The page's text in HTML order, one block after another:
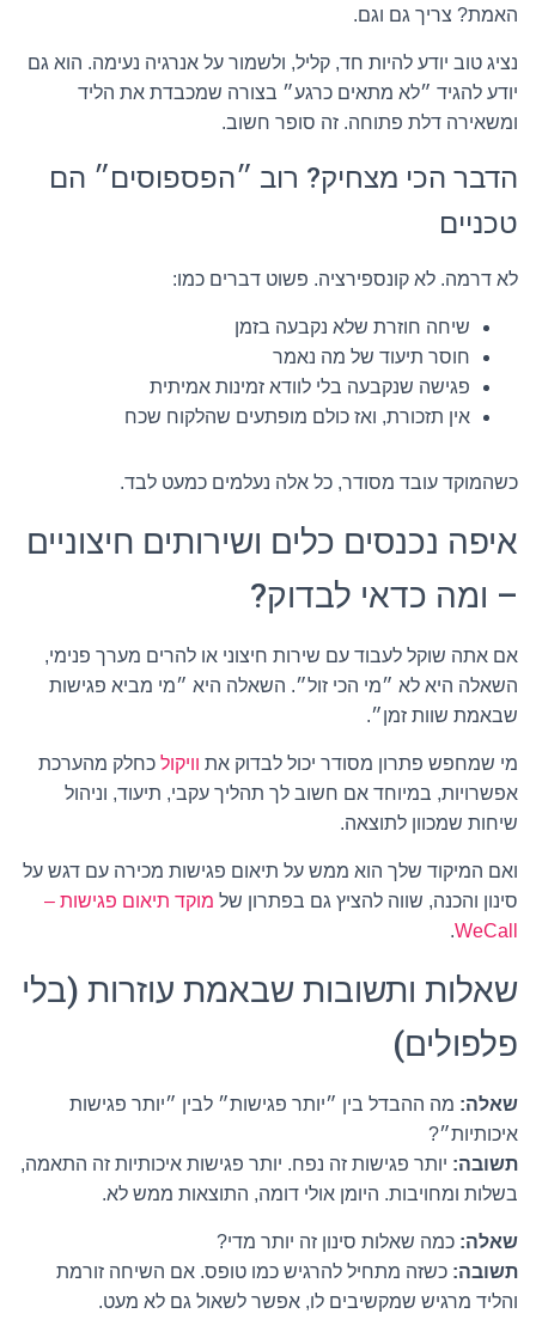
האמת? צריך גם וגם.
נציג טוב יודע להיות חד, קליל, ולשמור על אנרגיה נעימה. הוא גם
יודע להגיד ״לא מתאים כרגע״ בצורה שמכבדת את הליד
ומשאירה דלת פתוחה. זה סופר חשוב.
הדבר הכי מצחיק? רוב ״הפספוסים״ הם
טכניים
לא דרמה. לא קונספירציה. פשוט דברים כמו:
שיחה חוזרת שלא נקבעה בזמן
חוסר תיעוד של מה נאמר
פגישה שנקבעה בלי לוודא זמינות אמיתית
אין תזכורת, ואז כולם מופתעים שהלקוח שכח
כשהמוקד עובד מסודר, כל אלה נעלמים כמעט לבד.
איפה נכנסים כלים ושירותים חיצוניים
– ומה כדאי לבדוק?
אם אתה שוקל לעבוד עם שירות חיצוני או להרים מערך פנימי,
השאלה היא לא ״מי הכי זול״. השאלה היא ״מי מביא פגישות
שבאמת שוות זמן״.
מי שמחפש פתרון מסודר יכול לבדוק את וויקול כחלק מהערכת
אפשרויות, במיוחד אם חשוב לך תהליך עקבי, תיעוד, וניהול
שיחות שמכוון לתוצאה.
ואם המיקוד שלך הוא ממש על תיאום פגישות מכירה עם דגש על
סינון והכנה, שווה להציץ גם בפתרון של מוקד תיאום פגישות –
WeCall
.
שאלות ותשובות שבאמת עוזרות (בלי
פלפולים)
שאלה: מה ההבדל בין ״יותר פגישות״ לבין ״יותר פגישות
איכותיות״?
תשובה: יותר פגישות זה נפח. יותר פגישות איכותיות זה התאמה,
בשלות ומחויבות. היומן אולי דומה, התוצאות ממש לא.
שאלה: כמה שאלות סינון זה יותר מדי?
תשובה: כשזה מתחיל להרגיש כמו טופס. אם השיחה זורמת
והליד מרגיש שמקשיבים לו, אפשר לשאול גם לא מעט.